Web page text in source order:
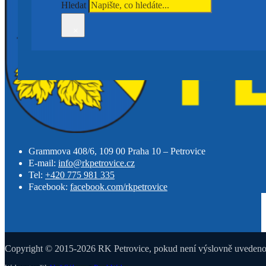
Hledat
Grammova 408/6, 109 00 Praha 10 – Petrovice
E-mail: info@rkpetrovice.cz
Tel: +420 775 981 335
Facebook: facebook.com/rkpetrovice
Copyright © 2015-2026 RK Petrovice, pokud není výslovně